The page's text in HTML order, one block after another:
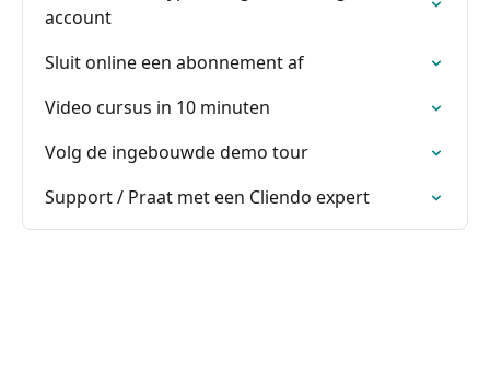
account
Sluit online een abonnement af
Video cursus in 10 minuten
Volg de ingebouwde demo tour
Support / Praat met een Cliendo expert